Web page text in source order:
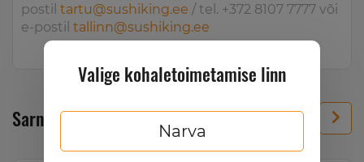
Valige kohaletoimetamise linn
Narva
postil tartu@sushiking.ee / tel. +372 8107 7777 või
e-postil tallinn@sushiking.ee
Sarnased tooted